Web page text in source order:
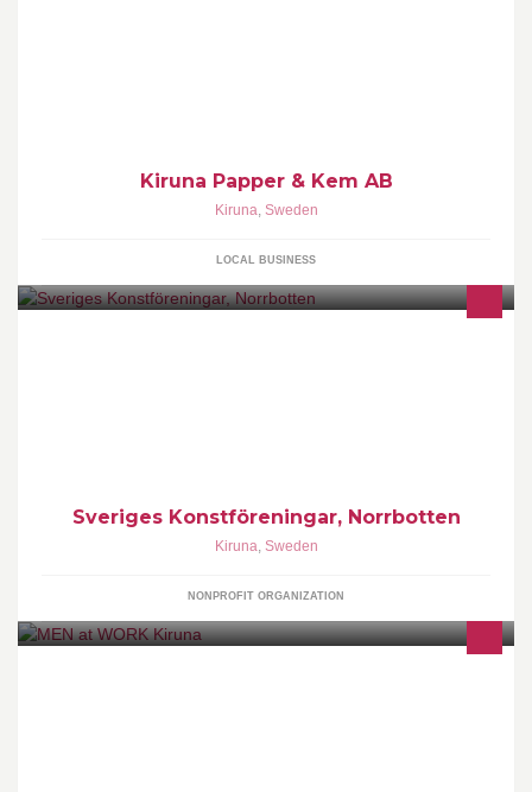
Kiruna Papper & Kem AB
Kiruna, Sweden
LOCAL BUSINESS
Sveriges Konstföreningar, Norrbotten
Kiruna, Sweden
NONPROFIT ORGANIZATION